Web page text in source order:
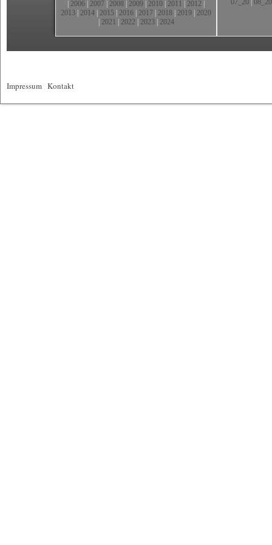
2006 2007 2008 2009 2010 2011 2012
2013 2014 2015 2016 2017 2018 2019 2020
2021 2022 2023| 2024
07_20 08_20
Impressum Kontakt